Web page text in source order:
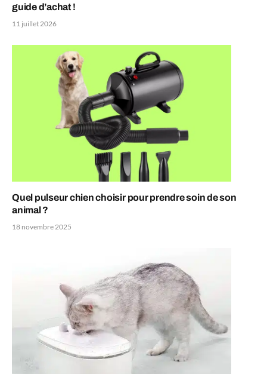
guide d’achat !
11 juillet 2026
Quel pulseur chien choisir pour prendre soin de son
animal ?
18 novembre 2025